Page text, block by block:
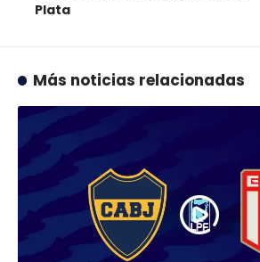
Plata
Más noticias relacionadas